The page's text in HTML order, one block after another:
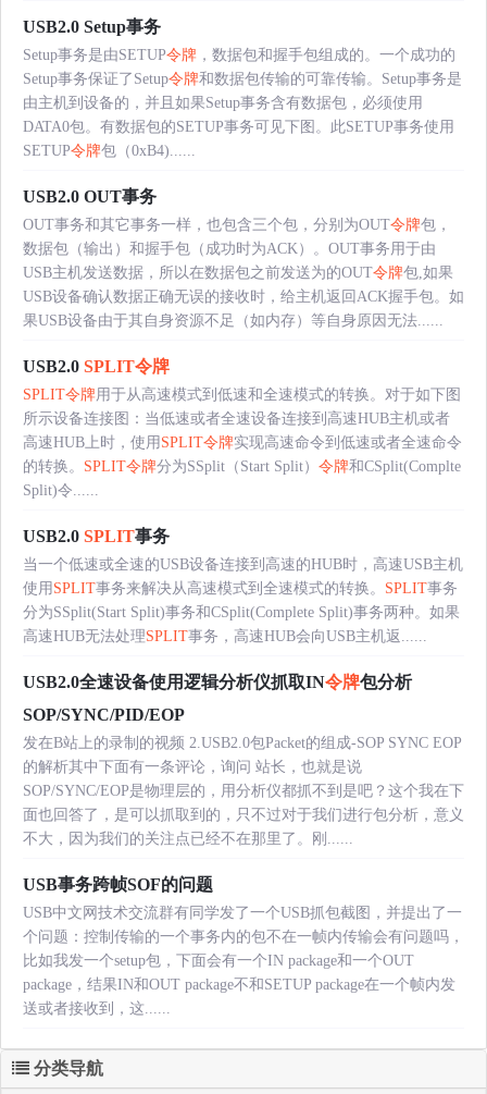
USB2.0 Setup事务
Setup事务是由SETUP令牌 ，数据包和握手包组成的。一个成功的
Setup事务保证了Setup令牌和数据包传输的可靠传输。Setup事务是
由主机到设备的，并且如果Setup事务含有数据包，必须使用
DATA0包。有数据包的SETUP事务可见下图。此SETUP事务使用
SETUP令牌包（0xB4)......
USB2.0 OUT事务
OUT事务和其它事务一样，也包含三个包，分别为OUT令牌包，
数据包（输出）和握手包（成功时为ACK）。OUT事务用于由
USB主机发送数据，所以在数据包之前发送为的OUT令牌包,如果
USB设备确认数据正确无误的接收时，给主机返回ACK握手包。如
果USB设备由于其自身资源不足（如内存）等自身原因无法......
USB2.0 SPLIT令牌
SPLIT令牌用于从高速模式到低速和全速模式的转换。对于如下图
所示设备连接图：当低速或者全速设备连接到高速HUB主机或者
高速HUB上时，使用 SPLIT令牌实现高速命令到低速或者全速命令
的转换。 SPLIT令牌分为SSplit（Start Split） 令牌和CSplit(Complte
Split)令......
USB2.0 SPLIT事务
当一个低速或全速的USB设备连接到高速的HUB时，高速USB主机
使用 SPLIT事务来解决从高速模式到全速模式的转换。 SPLIT事务
分为SSplit(Start Split)事务和CSplit(Complete Split)事务两种。如果
高速HUB无法处理SPLIT事务，高速HUB会向USB主机返......
USB2.0全速设备使用逻辑分析仪抓取IN令牌包分析
SOP/SYNC/PID/EOP
发在B站上的录制的视频 2.USB2.0包Packet的组成-SOP SYNC EOP
的解析其中下面有一条评论，询问 站长，也就是说
SOP/SYNC/EOP是物理层的，用分析仪都抓不到是吧？这个我在下
面也回答了，是可以抓取到的，只不过对于我们进行包分析，意义
不大，因为我们的关注点已经不在那里了。刚......
USB事务跨帧SOF的问题
USB中文网技术交流群有同学发了一个USB抓包截图，并提出了一
个问题：控制传输的一个事务内的包不在一帧内传输会有问题吗，
比如我发一个setup包，下面会有一个IN package和一个OUT
package，结果IN和OUT package不和SETUP package在一个帧内发
送或者接收到，这......
分类导航